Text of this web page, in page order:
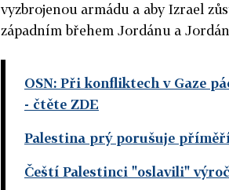
vyzbrojenou armádu a aby Izrael
západním břehem Jordánu a
OSN: Při konfliktech v Gaze
- čtěte ZDE
Palestina prý porušuje
Čeští Palestinci "oslavili"